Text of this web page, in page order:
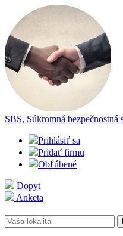
SBS, Súkromná bezpečnostná
Prihlásiť sa
Pridať firmu
Obľúbené
Dopyt
Anketa